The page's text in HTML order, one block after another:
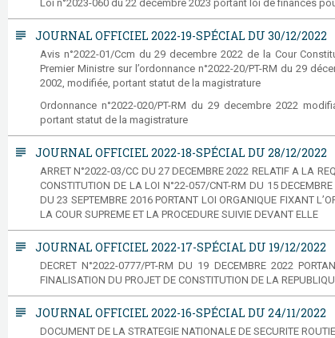
Loi n°2023-060 du 22 décembre 2023 portant loi de finances
subject JOURNAL OFFICIEL 2022-19-SPÉCIAL DU 30/12/2022
Avis n°2022-01/Ccm du 29 decembre 2022 de la Cour
Premier Ministre sur l’ordonnance n°2022-20/PT-RM du 29
2002, modifiée, portant statut de la magistrature
Ordonnance n°2022-020/PT-RM du 29 decembre 2022
portant statut de la magistrature
subject JOURNAL OFFICIEL 2022-18-SPÉCIAL DU 28/12/2022
ARRET N°2022-03/CC DU 27 DECEMBRE 2022 RELATIF A LA
CONSTITUTION DE LA LOI N°22-057/CNT-RM DU 15
DU 23 SEPTEMBRE 2016 PORTANT LOI ORGANIQUE FIXANT
LA COUR SUPREME ET LA PROCEDURE SUIVIE DEVANT ELLE
subject JOURNAL OFFICIEL 2022-17-SPÉCIAL DU 19/12/2022
DECRET N°2022-0777/PT-RM DU 19 DECEMBRE 2022
FINALISATION DU PROJET DE CONSTITUTION DE LA
subject JOURNAL OFFICIEL 2022-16-SPÉCIAL DU 24/11/2022
DOCUMENT DE LA STRATEGIE NATIONALE DE SECURITE